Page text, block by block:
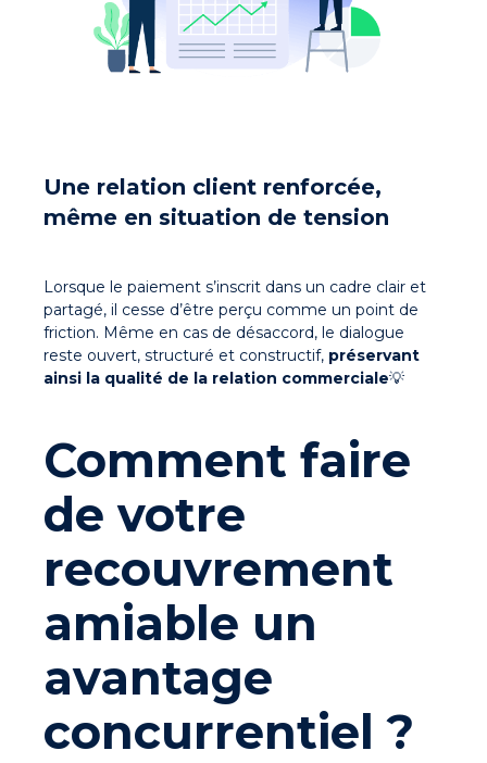
Une relation client renforcée,
même en situation de tension
Lorsque le paiement s’inscrit dans un cadre clair et
partagé, il cesse d’être perçu comme un point de
friction. Même en cas de désaccord, le dialogue
reste ouvert, structuré et constructif, préservant
ainsi la qualité de la relation commerciale💡
Comment faire
de votre
recouvrement
amiable un
avantage
concurrentiel ?